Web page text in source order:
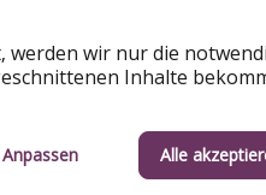
Strandnah
werden wir nur die
Inhalte
Anpassen Alle